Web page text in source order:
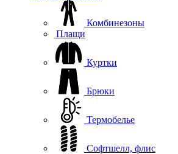
Комбинезоны
Плащи
Куртки
Брюки
Термобелье
Софтшелл, флис